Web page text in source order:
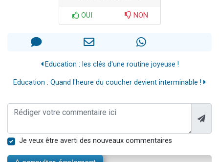
OUI NON
Education : les clés d'une routine joyeuse !
Education : Quand l'heure du coucher devient interminable !
Je veux être averti des nouveaux commentaires